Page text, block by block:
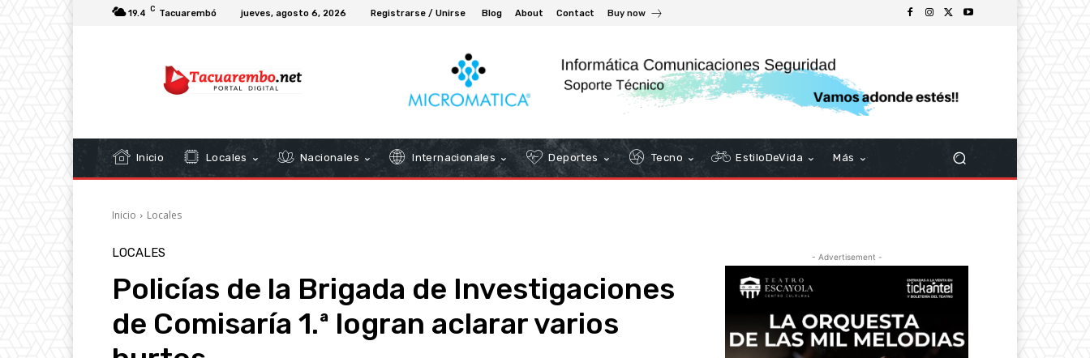
19.4 C Tacuarembó jueves, agosto 6, 2026 Registrarse / Unirse Blog About Contact Buy now
Inicio Locales Nacionales Internacionales Deportes Tecno EstiloDeVida Más
Inicio Locales
LOCALES
Policías de la Brigada de Investigaciones
de Comisaría 1.ª logran aclarar varios
- Advertisement -